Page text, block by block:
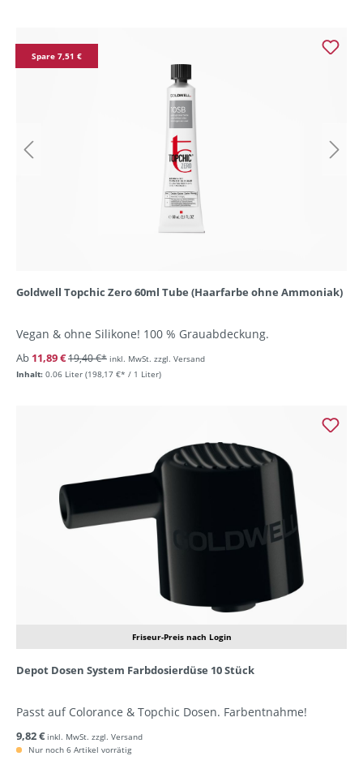
Spare 7,51 €
Goldwell Topchic Zero 60ml Tube (Haarfarbe ohne Ammoniak)
Vegan & ohne Silikone! 100 % Grauabdeckung.
Inhalt: 0.06 Liter (198,17 €* / 1 Liter)
Ab 11,89 €19,40 €* inkl. MwSt. zzgl. Versand
Friseur-Preis nach Login
Depot Dosen System Farbdosierdüse 10 Stück
Passt auf Colorance & Topchic Dosen. Farbentnahme!
9,82 € inkl. MwSt. zzgl. Versand
Nur noch 6 Artikel vorrätig